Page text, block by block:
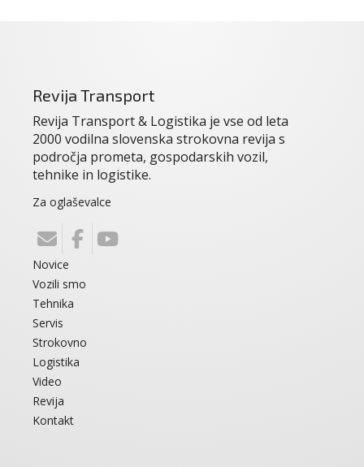
Revija Transport
Revija Transport & Logistika je vse od leta
2000 vodilna slovenska strokovna revija s
področja prometa, gospodarskih vozil,
tehnike in logistike.
Za oglaševalce
Novice
Vozili smo
Tehnika
Servis
Strokovno
Logistika
Video
Revija
Kontakt